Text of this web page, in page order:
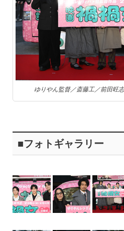
ゆりやん監督／斎藤工／前田旺
■フォトギャラリー